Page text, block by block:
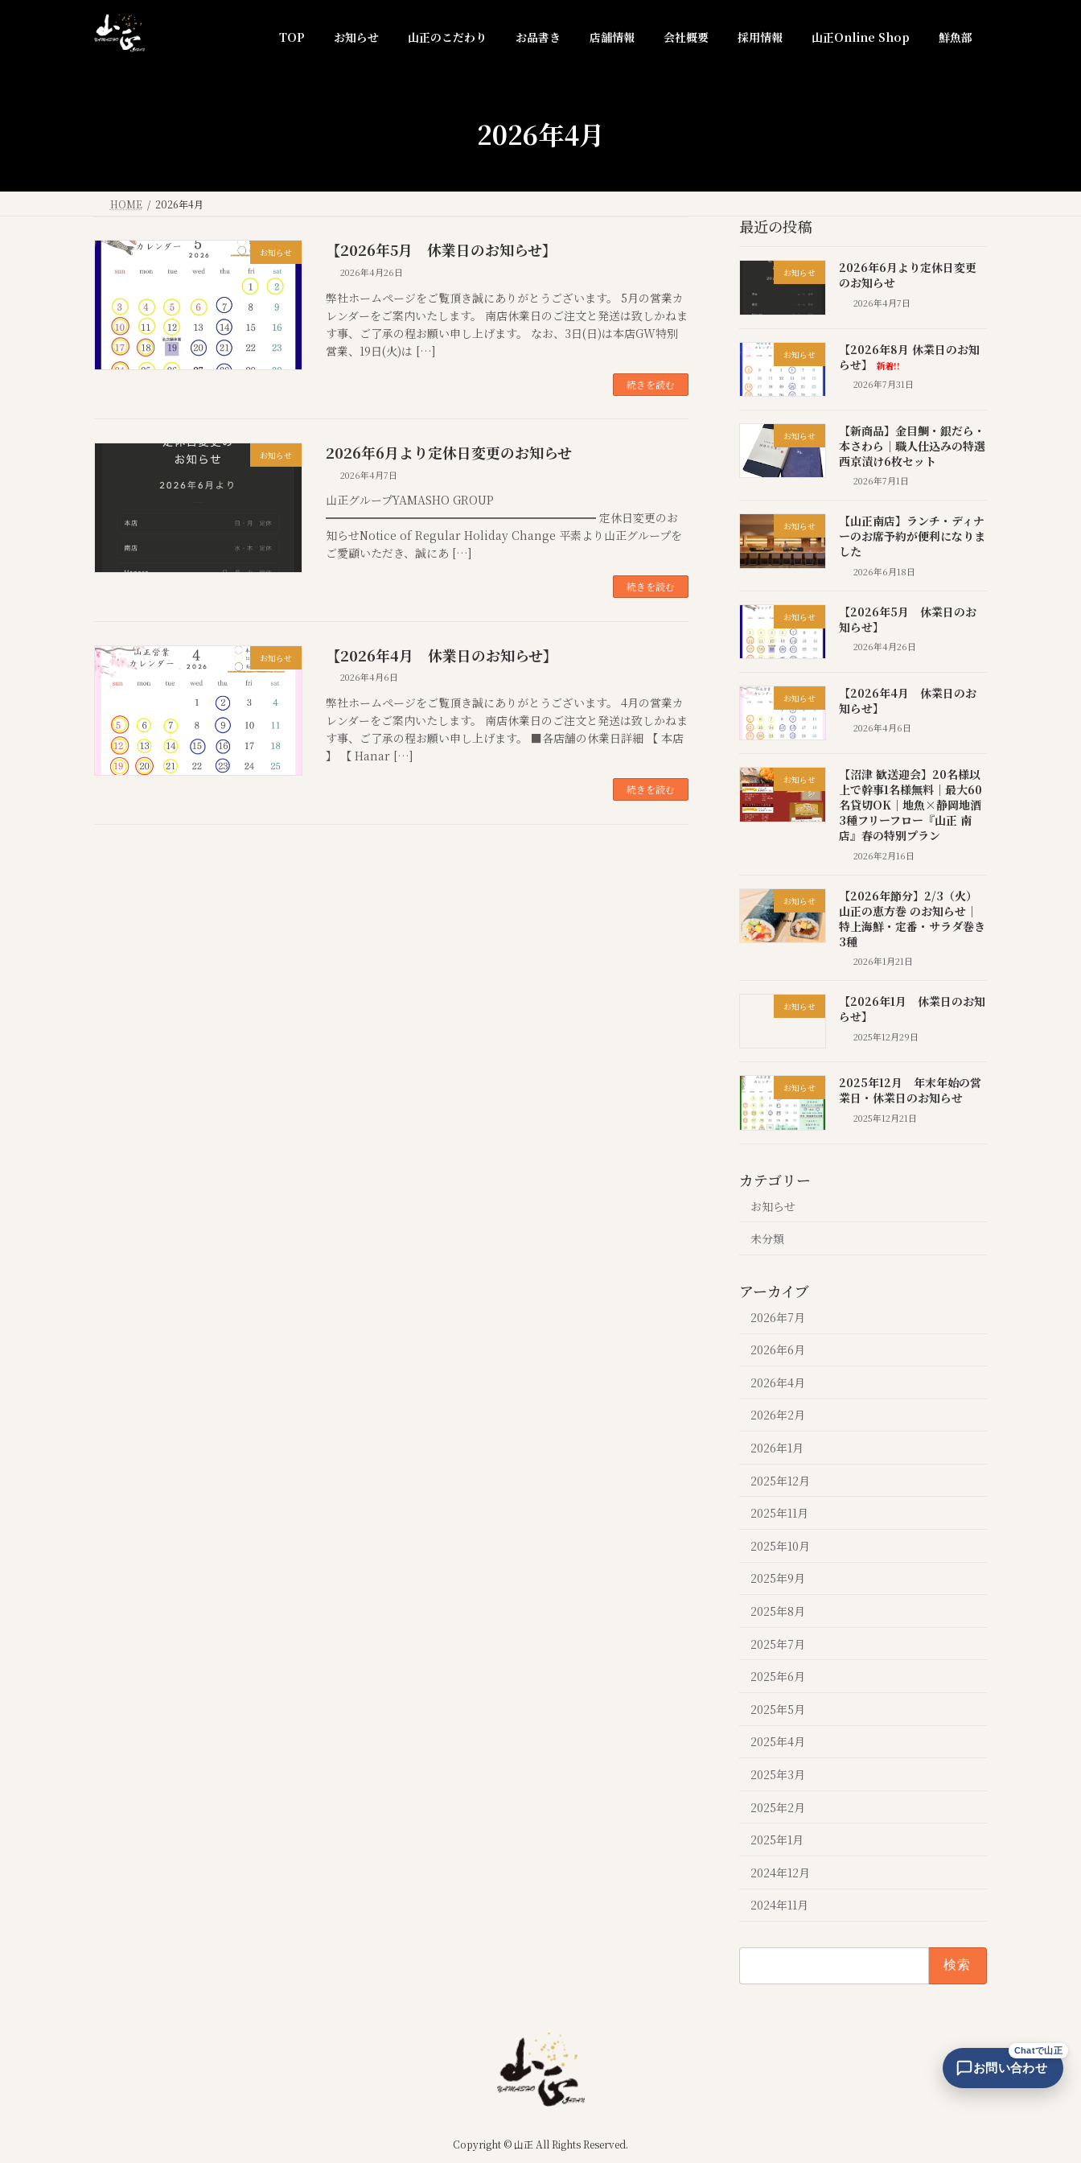
TOP お知らせ 山正のこだわり お品書き 店舗情報 会社概要 採用情報 山正Online Shop 鮮魚部
2026年4月
HOME 2026年4月
お知らせ 【2026年5月 休業日のお知らせ】
2026年4月26日
弊社ホームページをご覧頂き誠にありがとうございます。 5月の営業カ
レンダーをご案内いたします。 南店休業日のご注文と発送は致しかねま
す事、ご了承の程お願い申し上げます。 なお、3日(日)は本店GW特別
営業、19日(火)は […]
続きを読む
お知らせ 2026年6月より定休日変更のお知らせ
2026年4月7日
山正グループYAMASHO GROUP
━━━━━━━━━━━━━━━━━━━━━━━━ 定休日変更のお
知らせNotice of Regular Holiday Change 平素より山正グループを
ご愛顧いただき、誠にあ […]
続きを読む
お知らせ 【2026年4月 休業日のお知らせ】
2026年4月6日
弊社ホームページをご覧頂き誠にありがとうございます。 4月の営業カ
レンダーをご案内いたします。 南店休業日のご注文と発送は致しかねま
す事、ご了承の程お願い申し上げます。 ■各店舗の休業日詳細 【 本店
】 【 Hanar […]
続きを読む
最近の投稿
お知らせ
2026年6月より定休日変更
のお知らせ
2026年4月7日
お知らせ
【2026年8月 休業日のお知
らせ】
新着!!
2026年7月31日
お知らせ
【新商品】金目鯛・銀だら・
本さわら｜職人仕込みの特選
西京漬け6枚セット
2026年7月1日
お知らせ
【山正南店】ランチ・ディナ
ーのお席予約が便利になりま
した
2026年6月18日
お知らせ
【2026年5月 休業日のお
知らせ】
2026年4月26日
お知らせ
【2026年4月 休業日のお
知らせ】
2026年4月6日
お知らせ
【沼津 歓送迎会】20名様以
上で幹事1名様無料｜最大60
名貸切OK｜地魚×静岡地酒
3種フリーフロー『山正 南
店』春の特別プラン
2026年2月16日
お知らせ
【2026年節分】2/3（火）
山正の恵方巻 のお知らせ｜
特上海鮮・定番・サラダ巻き
3種
2026年1月21日
お知らせ
【2026年1月 休業日のお知
らせ】
2025年12月29日
お知らせ
2025年12月 年末年始の営
業日・休業日のお知らせ
2025年12月21日
カテゴリー
お知らせ
未分類
アーカイブ
2026年7月
2026年6月
2026年4月
2026年2月
2026年1月
2025年12月
2025年11月
2025年10月
2025年9月
2025年8月
2025年7月
2025年6月
2025年5月
2025年4月
2025年3月
2025年2月
2025年1月
2024年12月
2024年11月
Copyright © 山正 All Rights Reserved.
お問い合わせ
Chatで山正